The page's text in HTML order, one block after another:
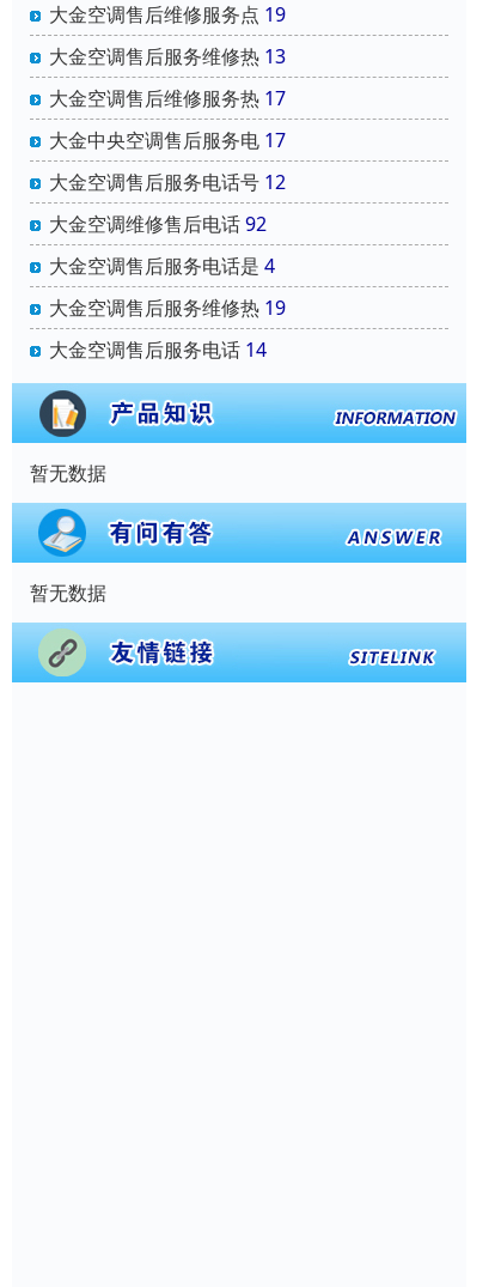
大金空调售后维修服务点 19
大金空调售后服务维修热 13
大金空调售后维修服务热 17
大金中央空调售后服务电 17
大金空调售后服务电话号 12
大金空调维修售后电话92
大金空调售后服务电话是 4
大金空调售后服务维修热 19
大金空调售后服务电话 14
暂无数据
暂无数据